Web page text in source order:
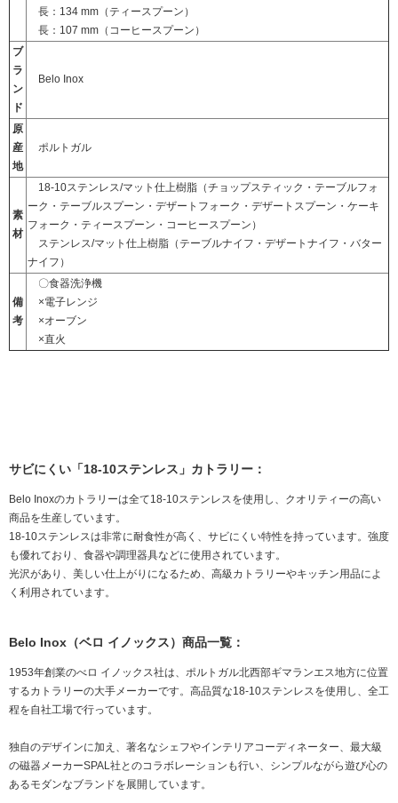
長：134 mm（ ティースプーン ）
長：107 mm（ コーヒースプーン ）
ブ
ラ
ン
ド
Belo Inox
原
産
地
ポルトガル
素
材
18-10ステンレス/マット仕上樹脂（チョップスティック・テーブルフォ
ーク・テーブルスプーン・デザートフォーク・デザートスプーン・ケーキ
フォーク・ティースプーン・コーヒースプーン）
ステンレス/マット仕上樹脂（テーブルナイフ・デザートナイフ・バター
ナイフ）
備
考
〇食器洗浄機
×電子レンジ
×オーブン
×直火
サビにくい「18-10ステンレス」カトラリー：
Belo Inoxのカトラリーは全て18-10ステンレスを使用し、クオリティーの高い
商品を生産しています。
18-10ステンレスは非常に耐食性が高く、サビにくい特性を持っています。強度
も優れており、食器や調理器具などに使用されています。
光沢があり、美しい仕上がりになるため、高級カトラリーやキッチン用品によ
く利用されています。
Belo Inox（ベロ イノックス）商品一覧：
1953年創業のべロ イノックス社は、ポルトガル北西部ギマランエス地方に位置
するカトラリーの大手メーカーです。高品質な18-10ステンレスを使用し、全工
程を自社工場で行っています。
独自のデザインに加え、著名なシェフやインテリアコーディネーター、最大級
の磁器メーカーSPAL社とのコラボレーションも行い、シンプルながら遊び心の
あるモダンなブランドを展開しています。